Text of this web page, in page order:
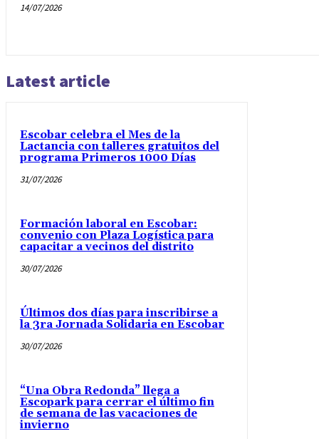
14/07/2026
Latest article
Escobar celebra el Mes de la
Lactancia con talleres gratuitos del
programa Primeros 1000 Días
31/07/2026
Formación laboral en Escobar:
convenio con Plaza Logística para
capacitar a vecinos del distrito
30/07/2026
Últimos dos días para inscribirse a
la 3ra Jornada Solidaria en Escobar
30/07/2026
“Una Obra Redonda” llega a
Escopark para cerrar el último fin
de semana de las vacaciones de
invierno